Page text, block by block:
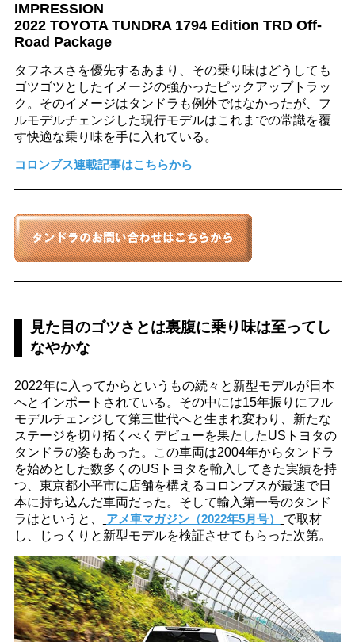
IMPRESSION
2022 TOYOTA TUNDRA 1794 Edition TRD Off-
Road Package
タフネスさを優先するあまり、その乗り味はどうしても
ゴツゴツとしたイメージの強かったピックアップトラッ
ク。そのイメージはタンドラも例外ではなかったが、フ
ルモデルチェンジした現行モデルはこれまでの常識を覆
す快適な乗り味を手に入れている。
コロンブス連載記事はこちらから
見た目のゴツさとは裏腹に乗り味は至ってし
なやかな
2022年に入ってからというもの続々と新型モデルが日本
へとインポートされている。その中には15年振りにフル
モデルチェンジして第三世代へと生まれ変わり、新たな
ステージを切り拓くべくデビューを果たしたUSトヨタの
タンドラの姿もあった。この車両は2004年からタンドラ
を始めとした数多くのUSトヨタを輸入してきた実績を持
つ、東京都小平市に店舗を構えるコロンブスが最速で日
本に持ち込んだ車両だった。そして輸入第一号のタンド
ラはというと、
アメ車マガジン（2022年5月号）
で取材
し、じっくりと新型モデルを検証させてもらった次第。